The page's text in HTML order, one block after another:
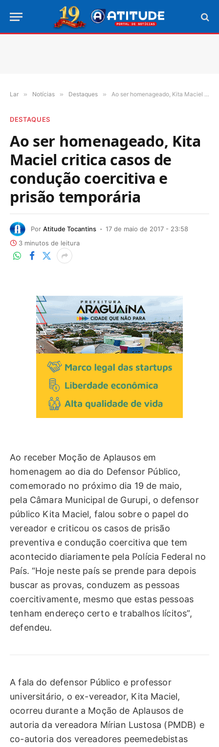
Lar » Notícias » Destaques » Ao ser homenageado, Kita Maciel critica casos de condução coercitiva e prisão temporária
DESTAQUES
Ao ser homenageado, Kita
Maciel critica casos de
condução coercitiva e
prisão temporária
Por Atitude Tocantins
17 de maio de 2017 - 23:58
3 minutos de leitura
Ao receber Moção de Aplausos em
homenagem ao dia do Defensor Público,
comemorado no próximo dia 19 de maio,
pela Câmara Municipal de Gurupi, o defensor
público Kita Maciel, falou sobre o papel do
vereador e criticou os casos de prisão
preventiva e condução coercitiva que tem
acontecido diariamente pela Polícia Federal no
País. “Hoje neste país se prende para depois
buscar as provas, conduzem as pessoas
coercitivamente, mesmo que estas pessoas
tenham endereço certo e trabalhos lícitos”,
defendeu.
A fala do defensor Público e professor
universitário, o ex-vereador, Kita Maciel,
ocorreu durante a Moção de Aplausos de
autoria da vereadora Mírian Lustosa (PMDB) e
co-autoria dos vereadores peemedebistas